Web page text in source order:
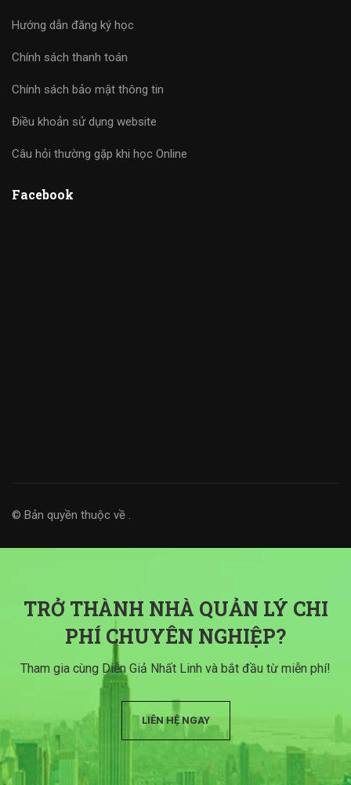
Hướng dẫn đăng ký học
Chính sách thanh toán
Chính sách bảo mật thông tin
Điều khoản sử dụng website
Câu hỏi thường gặp khi học Online
Facebook
© Bản quyền thuộc về .
TRỞ THÀNH NHÀ QUẢN LÝ CHI
PHÍ CHUYÊN NGHIỆP?
Tham gia cùng Diễn Giả Nhất Linh và bắt đầu từ miễn phí!
LIÊN HỆ NGAY